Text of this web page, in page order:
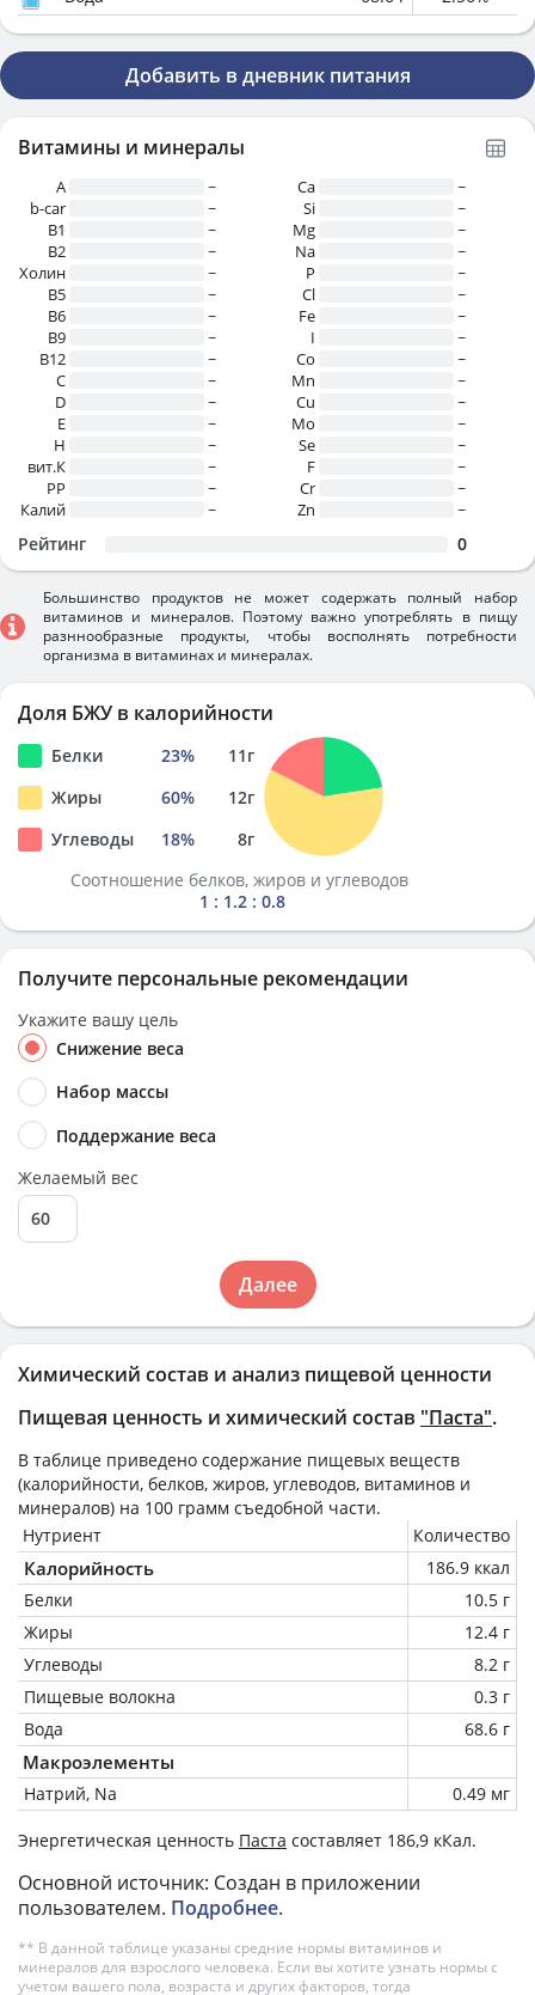
Химический состав и анализ пищевой ценности
Пищевая ценность и химический состав "Паста".
В таблице приведено содержание пищевых веществ
(калорийности, белков, жиров, углеводов, витаминов и
минералов) на 100 грамм съедобной части.
Нутриент
Количество
Калорийность
186.9 ккал
Белки
10.5 г
Жиры
12.4 г
Углеводы
8.2 г
Пищевые волокна
0.3 г
Вода
68.6 г
Макроэлементы
Натрий, Na 0.49 мг
Энергетическая ценность Паста составляет 186,9 кКал.
Основной источник: Создан в приложении
пользователем. Подробнее.
** В данной таблице указаны средние нормы витаминов и
минералов для взрослого человека. Если вы хотите узнать нормы с
учетом вашего пола, возраста и других факторов, тогда
Добавить в дневник питания
Витамины и минералы
A
~
b-car
~
В1
~
B2
~
Холин
~
B5
~
B6
~
B9
~
B12
~
C
~
D
~
E
~
H
~
вит.К
~
PP
~
Калий
~
Ca
~
Si
~
Mg
~
Na
~
P
~
Cl
~
Fe
~
I
~
Co
~
Mn
~
Cu
~
Mo
~
Se
~
F
~
Cr
~
Zn
~
Рейтинг 0
Большинство продуктов не может содержать полный набор
витаминов и минералов. Поэтому важно употреблять в пищу
разннообразные продукты, чтобы восполнять потребности
организма в витаминах и минералах.
Доля БЖУ в калорийности
Белки 23% 11г
Жиры
60% 12г
Углеводы
18% 8г
Соотношение белков, жиров и углеводов
1 : 1.2 : 0.8
Получите персональные рекомендации
Укажите вашу цель
Снижение веса
Набор массы
Поддержание веса
Желаемый вес
Далее